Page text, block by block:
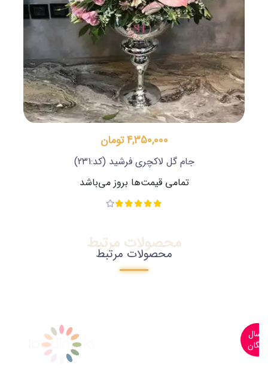
4,350,000 تومان
جام گل لاکچری فرشید (کد:231)
تمامی قیمت‌ها بروز می‌باشد
محصولات مرتبط
محصولات مرتبط
ارسال
رایگان